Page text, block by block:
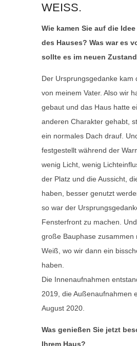
WEISS.
Wie kamen Sie auf die
des Hauses? Was war es
sollte es im neuen
Der Ursprungsgedanke kam
von meinem Vater. Also wir
gebaut und das Haus hatte
anderen Charakter gehabt,
ein normales Dach drauf.
festgestellt während der
wenig Licht, wenig
der Platz und die Aussicht,
haben, besser genutzt
so war der
Fensterfront zu machen.
große Bauphase zusammen
Weiß, wo wir dann ein
haben.
Die Innenaufnahmen
2019, die Außenaufnahmen
August 2020.
Was genießen Sie jetzt
Ihrem Haus?